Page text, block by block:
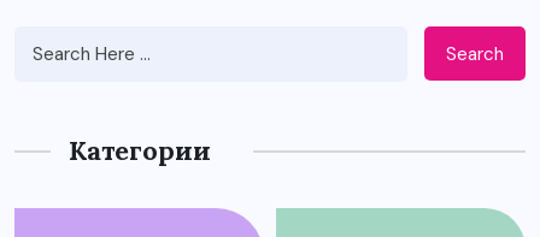
Search
Категории